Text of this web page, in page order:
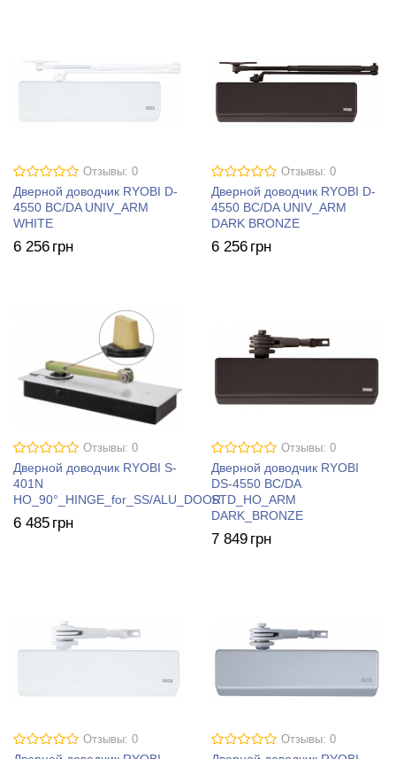
Отзывы: 0
Дверной доводчик RYOBI D-
4550 BC/DA UNIV_ARM
WHITE
6 256 грн
Отзывы: 0
Дверной доводчик RYOBI D-
4550 BC/DA UNIV_ARM
DARK BRONZE
6 256 грн
Отзывы: 0
Дверной доводчик RYOBI S-
401N
HO_90°_HINGE_for_SS/ALU_DOOR
6 485 грн
Отзывы: 0
Дверной доводчик RYOBI
DS-4550 BC/DA
STD_HO_ARM
DARK_BRONZE
7 849 грн
Отзывы: 0 Отзывы: 0